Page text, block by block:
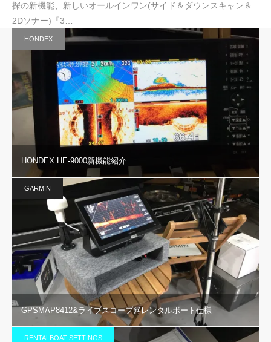
探の新機能、新しいオールインワン(サイド＆ダウンスキャン＆
2Dソナー)『3…
HONDEX
HONDEX HE-9000新機能紹介
GARMIN
GPSMAP8412&ライブスコープ@レンタルボート仕様
RENTALBOAT SETTINGS